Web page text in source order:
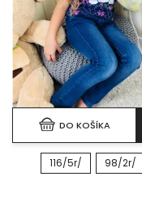
DO KOŠÍKA
116/5r/ 98/2r/